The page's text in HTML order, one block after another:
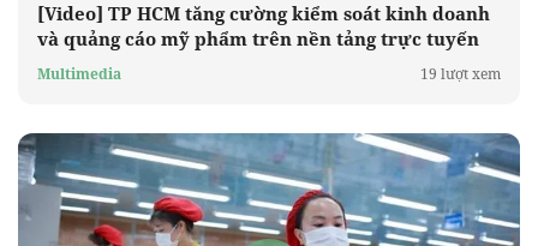
[Video] TP HCM tăng cường kiểm soát kinh doanh
và quảng cáo mỹ phẩm trên nền tảng trực tuyến
Multimedia 19 lượt xem